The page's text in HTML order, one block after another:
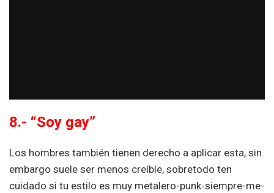
8.- “Soy gay”
Los hombres también tienen derecho a aplicar esta, sin
embargo suele ser menos creíble, sobretodo ten
cuidado si tu estilo es muy metalero-punk-siempre-me-